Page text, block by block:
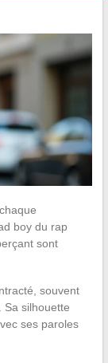
boy du rap
sont
souvent
Sa silhouette
ses paroles